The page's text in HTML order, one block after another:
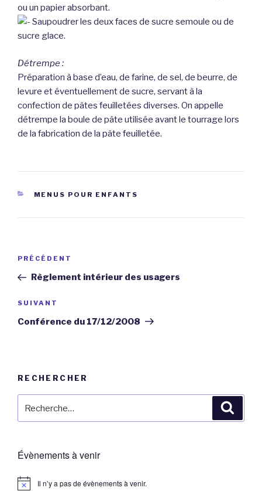
ou un papier absorbant.
Saupoudrer les deux faces de sucre semoule ou de
sucre glace.
Détrempe :
Préparation à base d’eau, de farine, de sel, de beurre, de
levure et éventuellement de sucre, servant à la
confection de pâtes feuilletées diverses. On appelle
détrempe la boule de pâte utilisée avant le tourrage lors
de la fabrication de la pâte feuilletée.
CATÉGORIES
MENUS POUR ENFANTS
Navigation
l’article
Article
précédent
PRÉCÉDENT
Règlement intérieur des usagers
Article
suivant
SUIVANT
Conférence du 17/12/2008
RECHERCHER
pour
Évènements à venir
Il n’y a pas de évènements à venir.